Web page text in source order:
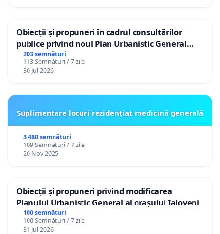
Obiecții și propuneri în cadrul consultărilor
publice privind noul Plan Urbanistic General
(PUG) Ialoveni
203 semnături
113 Semnături / 7 zile
30 Jul 2026
Suplimentare locuri rezidențiat medicină generală
3 480 semnături
109 Semnături / 7 zile
20 Nov 2025
Obiecții și propuneri privind modificarea
Planului Urbanistic General al orașului Ialoveni
100 semnături
100 Semnături / 7 zile
31 Jul 2026